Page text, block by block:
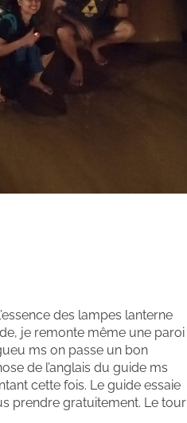
des lampes lanterne
je remonte même une paroi
ms on passe un bon
de l’anglais du guide ms
cette fois. Le guide essaie
prendre gratuitement. Le tour